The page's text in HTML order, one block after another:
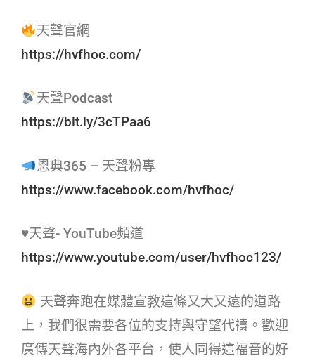
天聲官網
https://hvfhoc.com/
天聲Podcast
https://bit.ly/3cTPaa6
恩典365 – 天聲粉專
https://www.facebook.com/hvfhoc/
♥天聲- YouTube頻道
https://www.youtube.com/user/hvfhoc123/
天聲奔跑在媒體宣教這條又大又遠的道路
上，我們很需要各位的支持與守望代禱。歡迎
廣傳天聲海內外各平台，使人同得這福音的好